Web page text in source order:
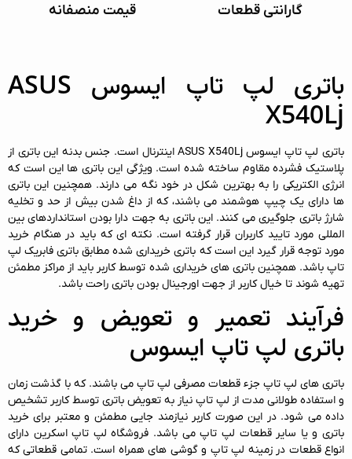
گارانتی قطعات قیمت منصفانه
باتری لپ تاپ ایسوس ASUS
X540Lj
باتری لپ تاپ ایسوس ASUS X540Lj اینترنال است. جنس بدنه این باتری از
پلاستیک فشرده مقاوم ساخته شده است. ویژگی این باتری ها این است که
انرژی الکتریکی را به بهترین شکل در خود نگه می دارند. همچنین این باتری
ها دارای یک چیپ هوشمند می باشند، که از داغ شدن بیش از حد و تخلیه
شارژ باتری جلوگیری می کنند. این باتری به جهت دارا بودن استانداردهای بین
المللی مورد تایید کاربران قرار گرفته است. نکته ای که باید در هنگام خرید
مورد توجه قرار گیرد این است که باتری خریداری شده مطابق باتری فابریک لپ
تاپ باشد. همچنین باتری های خریداری شده توسط کاربر باید از مراکز مطمئن
تهیه شوند تا خیال کاربر از جهت اورجینال بودن باتری راحت باشد.
فرآیند تعمیر و تعویض و خرید
باتری لپ تاپ ایسوس
باتری های لپ تاپ جزء قطعات مصرفی لپ تاپ می باشند. که با گذشت زمان
و استفاده طولانی مدت از لپ تاپ نیاز به تعویض باتری توسط کاربر تشخیص
داده می شود. در این صورت کاربر نیازمند جایی مطمئن و معتبر برای خرید
باتری و یا سایر قطعات لپ تاپ می باشد. فروشگاه لپ تاپ اسکرین دارای
انواع قطعات در زمینه لپ تاپ و گوشی های همراه است. تمامی قطعاتی که